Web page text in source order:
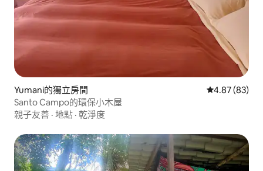
Yumani的獨立房間 從 83 則評價
4.87 (83)
Santo Campo的環保小木屋
親子友善 · 地點 · 乾淨度